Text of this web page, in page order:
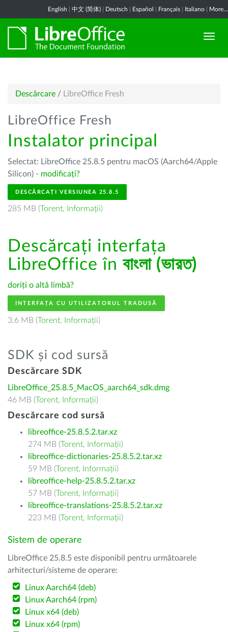
English 中文 (简体) Deutsch Español Français Italiano More...
Descărcare / LibreOffice Fresh
LibreOffice Fresh
Instalator principal
Selectat: LibreOffice 25.8.5 pentru macOS (Aarch64/Apple
Silicon) - modificați?
DESCĂRCAȚI VERSIUNEA 25.8.5
285 MB (Torent, Informații)
Descărcați interfața
LibreOffice în বাংলা (ভারত)
doriți o altă limbă?
INTERFAȚA CU UTILIZATORUL TRADUSĂ
3.6 MB (Torent, Informații)
SDK și cod sursă
Descărcare SDK
LibreOffice_25.8.5_MacOS_aarch64_sdk.dmg
46 MB (Torent, Informații)
Descărcare cod sursă
libreoffice-25.8.5.2.tar.xz
274 MB (Torent, Informații)
libreoffice-dictionaries-25.8.5.2.tar.xz
59 MB (Torent, Informații)
libreoffice-help-25.8.5.2.tar.xz
57 MB (Torent, Informații)
libreoffice-translations-25.8.5.2.tar.xz
223 MB (Torent, Informații)
Sistem de operare
LibreOffice 25.8.5 este disponibil pentru următoarele
arhitecturi/sisteme de operare:
Linux Aarch64 (deb)
Linux Aarch64 (rpm)
Linux x64 (deb)
Linux x64 (rpm)